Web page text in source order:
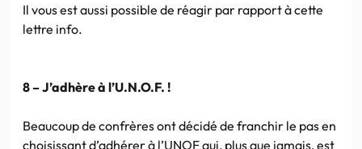
Il vous est aussi possible de réagir par rapport à cette
lettre info.
8 – J’adhère à l’U.N.O.F. !
Beaucoup de confrères ont décidé de franchir le pas en
choisissant d’adhérer à l’UNOF qui, plus que jamais, est